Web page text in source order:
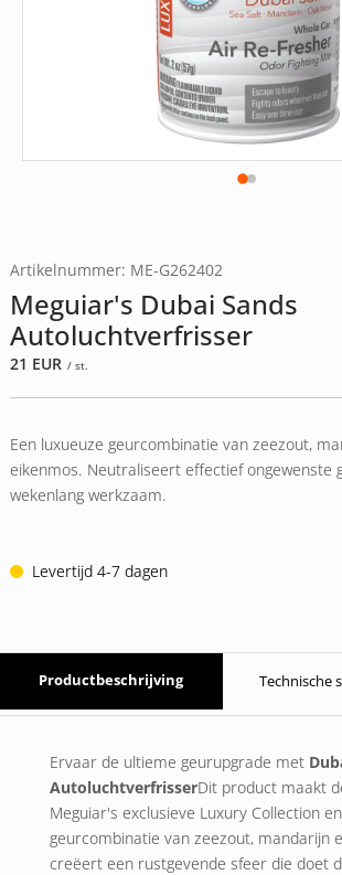
Artikelnummer: ME-G262402
Meguiar's Dubai Sands
Autoluchtverfrisser
21 EUR / st.
Een luxueuze geurcombinatie van zeezout,
eikenmos. Neutraliseert effectief ongewenste
wekenlang werkzaam.
Levertijd 4-7 dagen
Productbeschrijving Technische
Ervaar de ultieme geurupgrade met
AutoluchtverfrisserDit product maakt
Meguiar's exclusieve Luxury Collection
geurcombinatie van zeezout, mandarijn
creëert een rustgevende sfeer die doet